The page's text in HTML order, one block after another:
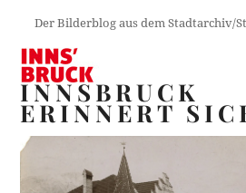
Der Bilderblog aus dem Stadtarchiv/
INNSBRUCK
ERINNERT